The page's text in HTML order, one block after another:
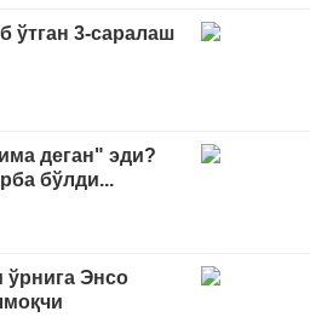
ўтган 3-саралаш
деган" эди?
бўлди...
ўрнига Энсо